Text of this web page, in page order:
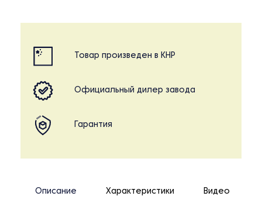
Товар произведен в КНР
Официальный дилер завода
Гарантия
Описание Характеристики Видео